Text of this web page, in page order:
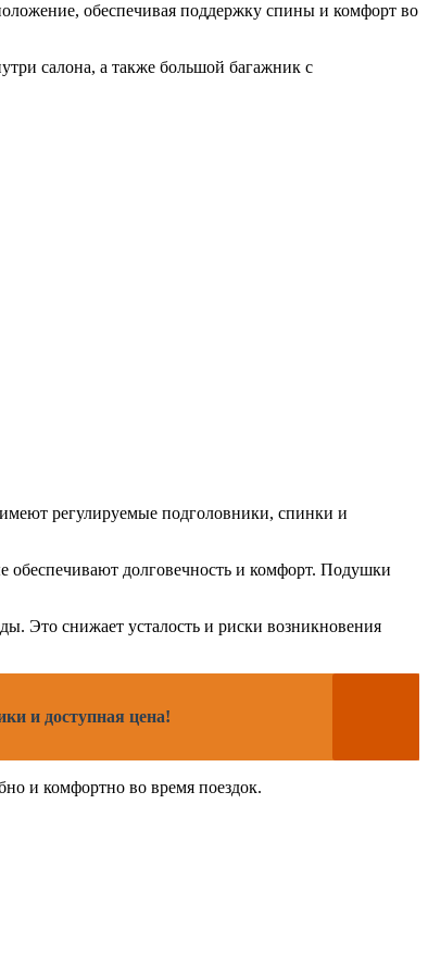
обеспечивая поддержку спины и комфорт во
салона, а также большой багажник с
регулируемые подголовники, спинки и
обеспечивают долговечность и комфорт. Подушки
Это снижает усталость и риски возникновения
и доступная цена!
и комфортно во время поездок.